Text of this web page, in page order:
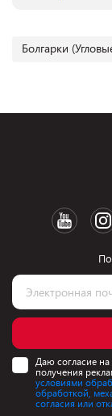
Болгарки
Даю согласие
получения
условиями
обработкой,
согласия или